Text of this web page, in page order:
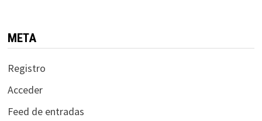
META
Registro
Acceder
Feed de entradas